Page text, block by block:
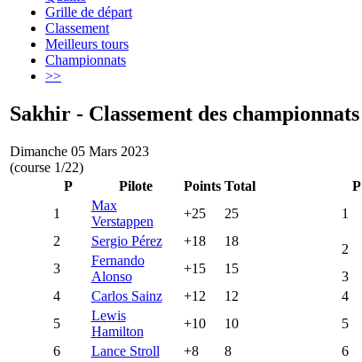
Grille de départ
Classement
Meilleurs tours
Championnats
>>
Sakhir - Classement des championnats
Dimanche 05 Mars 2023
(course 1/22)
P
Pilote Points Total
1
Max
Verstappen
+25
25
2
Sergio Pérez +18
18
3
Fernando
Alonso
+15
15
4
Carlos Sainz +12
12
5
Lewis
Hamilton
+10
10
6
Lance Stroll +8
8
P
1
2
3
4
5
6